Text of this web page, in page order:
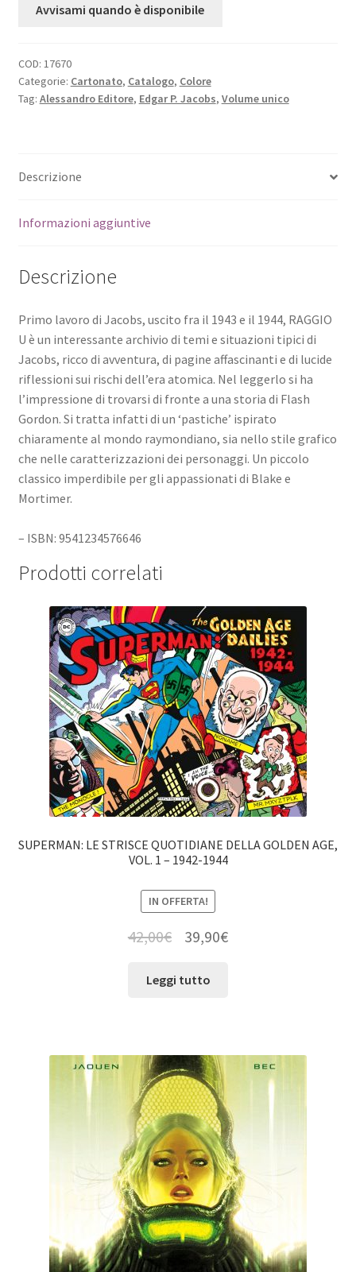
Avvisami quando è disponibile
COD: 17670
Categorie: Cartonato, Catalogo, Colore
Tag: Alessandro Editore, Edgar P. Jacobs, Volume unico
Descrizione
Informazioni aggiuntive
Descrizione
Primo lavoro di Jacobs, uscito fra il 1943 e il 1944, RAGGIO
U è un interessante archivio di temi e situazioni tipici di
Jacobs, ricco di avventura, di pagine affascinanti e di lucide
riflessioni sui rischi dell’era atomica. Nel leggerlo si ha
l’impressione di trovarsi di fronte a una storia di Flash
Gordon. Si tratta infatti di un ‘pastiche’ ispirato
chiaramente al mondo raymondiano, sia nello stile grafico
che nelle caratterizzazioni dei personaggi. Un piccolo
classico imperdibile per gli appassionati di Blake e
Mortimer.
– ISBN: 9541234576646
Prodotti correlati
SUPERMAN: LE STRISCE QUOTIDIANE DELLA GOLDEN AGE,
VOL. 1 – 1942-1944
IN OFFERTA!
42,00€ 39,90€
Leggi tutto